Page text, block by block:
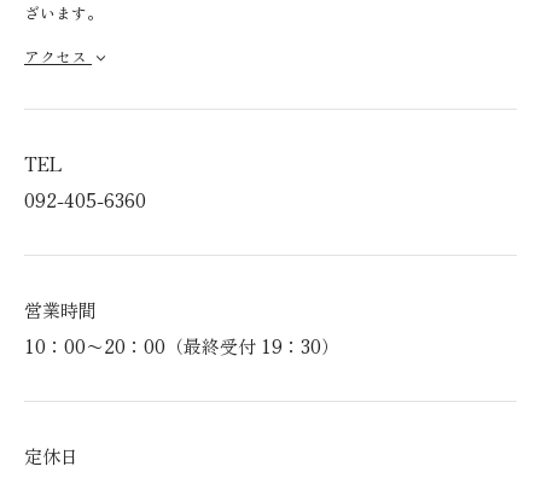
ざいます。
アクセス expand_more
TEL
092-405-6360
営業時間
10：00〜20：00 （最終受付 19：30）
定休日